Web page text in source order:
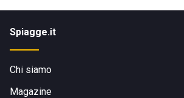
Spiagge.it
Chi siamo
Magazine